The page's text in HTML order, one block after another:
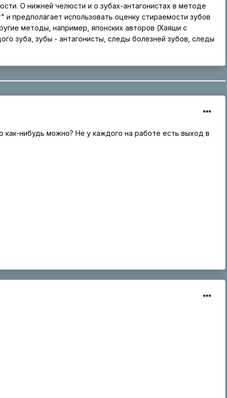
О нижней челюсти и о зубах-антагонистах в методе
предполагает использовать оценку стираемости зубов
методы, например, японских авторов (Хаяши с
зуба, зубы - антагонисты, следы болезней зубов, следы
нибудь можно? Не у каждого на работе есть выход в